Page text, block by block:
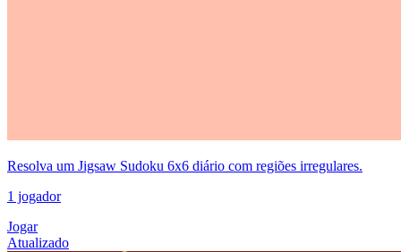
Resolva um Jigsaw Sudoku 6x6 diário com regiões irregulares.
1 jogador
Jogar
Atualizado